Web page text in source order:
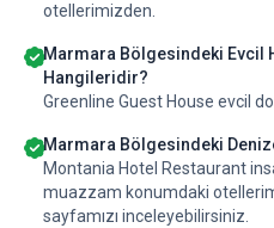
otellerimizden.
Marmara Bölgesindeki Evcil
Hangileridir?
Greenline Guest House evcil
Marmara Bölgesindeki
Montania Hotel Restaurant
muazzam konumdaki
sayfamızı inceleyebilirsiniz.